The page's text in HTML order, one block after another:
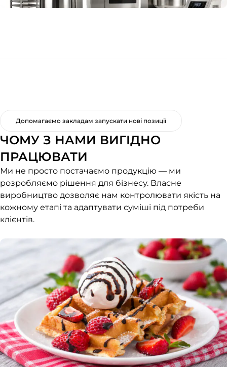
Допомагаємо закладам запускати нові позиції
ЧОМУ З НАМИ ВИГІДНО
ПРАЦЮВАТИ
Ми не просто постачаємо продукцію — ми
розробляємо рішення для бізнесу. Власне
виробництво дозволяє нам контролювати якість на
кожному етапі та адаптувати суміші під потреби
клієнтів.